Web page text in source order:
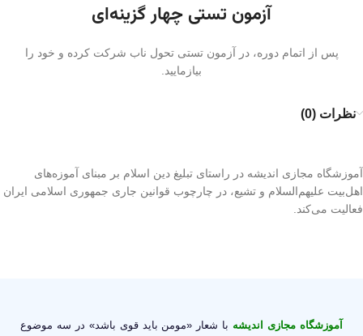
آزمون تستی چهار‌ گزینه‌ای
پس از اتمام دوره، در آزمون تستی تحول ناب شرکت کرده و خود را
بیازمایید.
نظرات (0)
آموزشگاه مجازی اندیشه در راستای تبلیغ دین اسلام بر مبنای آموزه‌های
اهل‌بیت علیهم‌السلام و تشیع، در چارچوب قوانین جاری جمهوری اسلامی ایران
فعالیت می‌کند.
آموزشگاه مجازی اندیشه با شعار «مومن باید قوی باشد» در سه موضوع